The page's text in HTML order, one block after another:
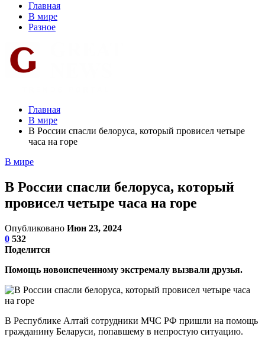
Главная
В мире
Разное
Главная
В мире
В России спасли белоруса, который провисел четыре
часа на горе
В мире
В России спасли белоруса, который
провисел четыре часа на горе
Опубликовано Июн 23, 2024
0 532
Поделится
Помощь новоиспеченному экстремалу вызвали друзья.
В Республике Алтай сотрудники МЧС РФ пришли на помощь
гражданину Беларуси, попавшему в непростую ситуацию.